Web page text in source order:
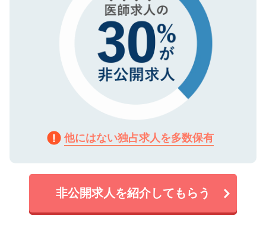
他にはない独占求人を多数保有
非公開求人を紹介してもらう